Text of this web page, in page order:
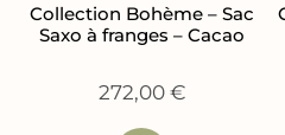
Collection Bohème – Sac
Saxo à franges – Cacao
272,00 €